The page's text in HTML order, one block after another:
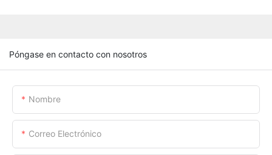
Póngase en contacto con nosotros
Nombre
Correo Electrónico